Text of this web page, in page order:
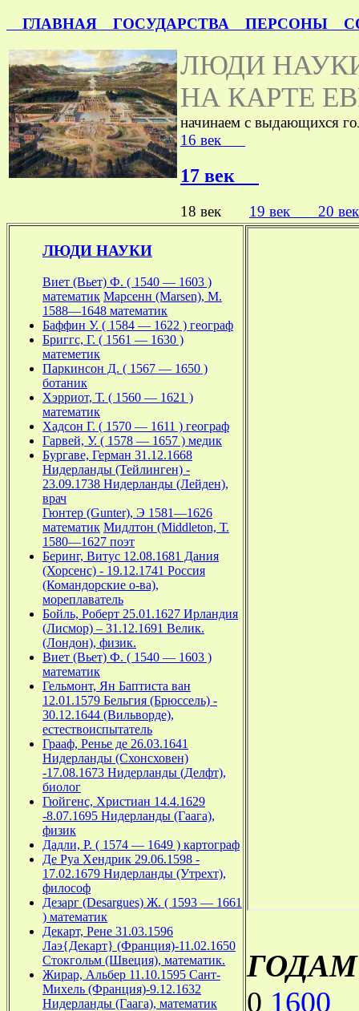
ГЛАВНАЯ ГОСУДАРСТВА ПЕРСОНЫ
ЛЮДИ
НА КАРТЕ
начинаем с выдающихся
16 век
17 век
18 век 19 век 20
ЛЮДИ НАУКИ
Виет (Вьет) Ф. ( 1540 — 1603 )
математик Марсенн (Marsen), М.
1588—1648 математик
Баффин У. ( 1584 — 1622 ) географ
Бриггс, Г. ( 1561 — 1630 )
матеметик
Паркинсон Д. ( 1567 — 1650 )
ботаник
Хэрриот, Т. ( 1560 — 1621 )
математик
Хадсон Г. ( 1570 — 1611 ) географ
Гарвей, У. ( 1578 — 1657 ) медик
Бургаве, Герман 31.12.1668
Нидерланды (Тейлинген) -
23.09.1738 Нидерланды (Лейден),
врач
Гюнтер (Gunter), Э 1581—1626
математик Мидлтон (Middleton, Т.
1580—1627 поэт
Беринг, Витус 12.08.1681 Дания
(Хорсенс) - 19.12.1741 Россия
(Командорские о-ва),
мореплаватель
Бойль, Роберт 25.01.1627 Ирландия
(Лисмор) – 31.12.1691 Велик.
(Лондон), физик.
Виет (Вьет) Ф. ( 1540 — 1603 )
математик
Гельмонт, Ян Баптиста ван
12.01.1579 Бельгия (Брюссель) -
30.12.1644 (Вильворде),
естествоиспытатель
Грааф, Ренье де 26.03.1641
Нидерланды (Схонсховен)
-17.08.1673 Нидерланды (Делфт),
биолог
Гюйгенс, Христиан 14.4.1629
-8.07.1695 Нидерланды (Гаага),
физик
Дадли, Р. ( 1574 — 1649 ) картограф
Де Руа Хендрик 29.06.1598 -
17.02.1679 Нидерланды (Утрехт),
философ
Дезарг (Desargues) Ж. ( 1593 — 1661
) математик
Декарт, Рене 31.03.1596
Лаэ{Декарт} (Франция)-11.02.1650
Стокгольм (Швеция), математик.
Жирар, Альбер 11.10.1595 Сант-
Михель (Франция)-9.12.1632
Нидерланды (Гаага), математик
ГОДАМ
0